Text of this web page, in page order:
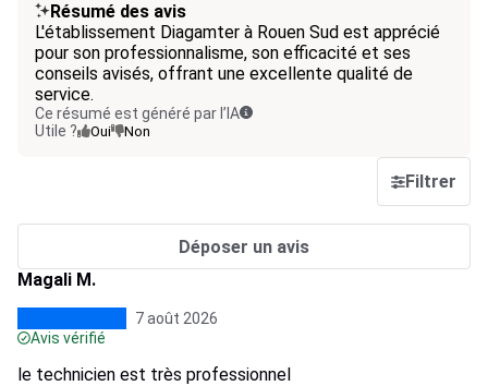
Résumé des avis
L'établissement Diagamter à Rouen Sud est apprécié
pour son professionnalisme, son efficacité et ses
conseils avisés, offrant une excellente qualité de
service.
Ce résumé est généré par l’IA
Utile ?
Oui Non
Filtrer
Déposer un avis
Magali M.
7 août 2026
Avis vérifié
le technicien est très professionnel